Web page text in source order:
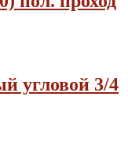
угловой 3/4